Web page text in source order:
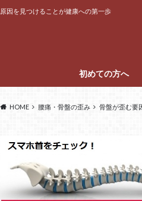
原因を見つけることが健康への第一歩
初めての方へ
HOME 腰痛・骨盤の歪み 骨盤が歪む